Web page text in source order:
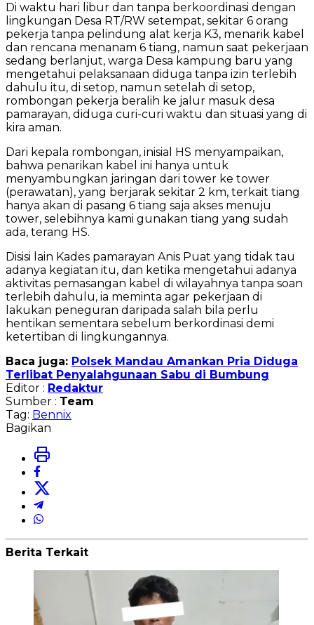
Di waktu hari libur dan tanpa berkoordinasi dengan
lingkungan Desa RT/RW setempat, sekitar 6 orang
pekerja tanpa pelindung alat kerja K3, menarik kabel
dan rencana menanam 6 tiang, namun saat pekerjaan
sedang berlanjut, warga Desa kampung baru yang
mengetahui pelaksanaan diduga tanpa izin terlebih
dahulu itu, di setop, namun setelah di setop,
rombongan pekerja beralih ke jalur masuk desa
pamarayan, diduga curi-curi waktu dan situasi yang di
kira aman.
Dari kepala rombongan, inisial HS menyampaikan,
bahwa penarikan kabel ini hanya untuk
menyambungkan jaringan dari tower ke tower
(perawatan), yang berjarak sekitar 2 km, terkait tiang
hanya akan di pasang 6 tiang saja akses menuju
tower, selebihnya kami gunakan tiang yang sudah
ada, terang HS.
Disisi lain Kades pamarayan Anis Puat yang tidak tau
adanya kegiatan itu, dan ketika mengetahui adanya
aktivitas pemasangan kabel di wilayahnya tanpa soan
terlebih dahulu, ia meminta agar pekerjaan di
lakukan peneguran daripada salah bila perlu
hentikan sementara sebelum berkordinasi demi
ketertiban di lingkungannya.
Baca juga: Polsek Mandau Amankan Pria Diduga
Terlibat Penyalahgunaan Sabu di Bumbung
Editor : Redaktur
Sumber : Team
Tag: Bennix
Bagikan
Berita Terkait